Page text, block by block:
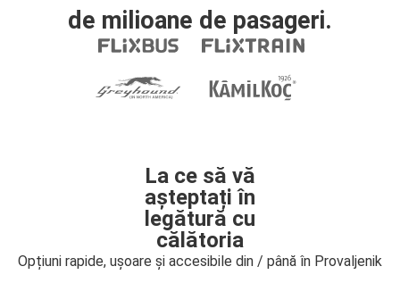
de milioane de pasageri.
La ce să vă
așteptați în
legătură cu
călătoria
Opțiuni rapide, ușoare și accesibile din / până în Provaljenik